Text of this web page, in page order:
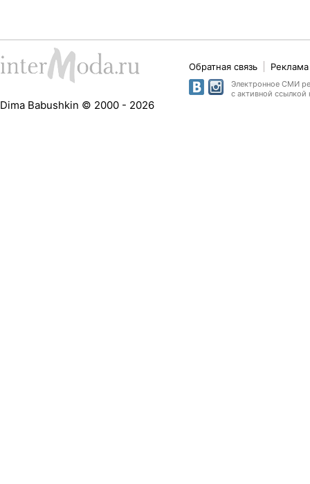
Dima Babushkin © 2000 - 2026
Обратная связь
Электронное СМИ
с активной ссылкой